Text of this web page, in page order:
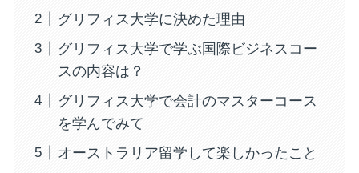
グリフィス大学に決めた理由
グリフィス大学で学ぶ国際ビジネスコー
スの内容は？
グリフィス大学で会計のマスターコース
を学んでみて
オーストラリア留学して楽しかったこと